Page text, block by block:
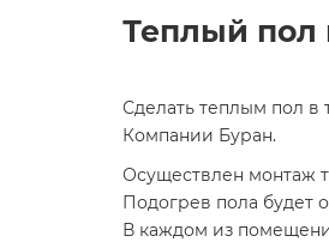
Теплый пол
Сделать теплым пол в
Компании Буран.
Осуществлен монтаж
Подогрев пола будет
В каждом из